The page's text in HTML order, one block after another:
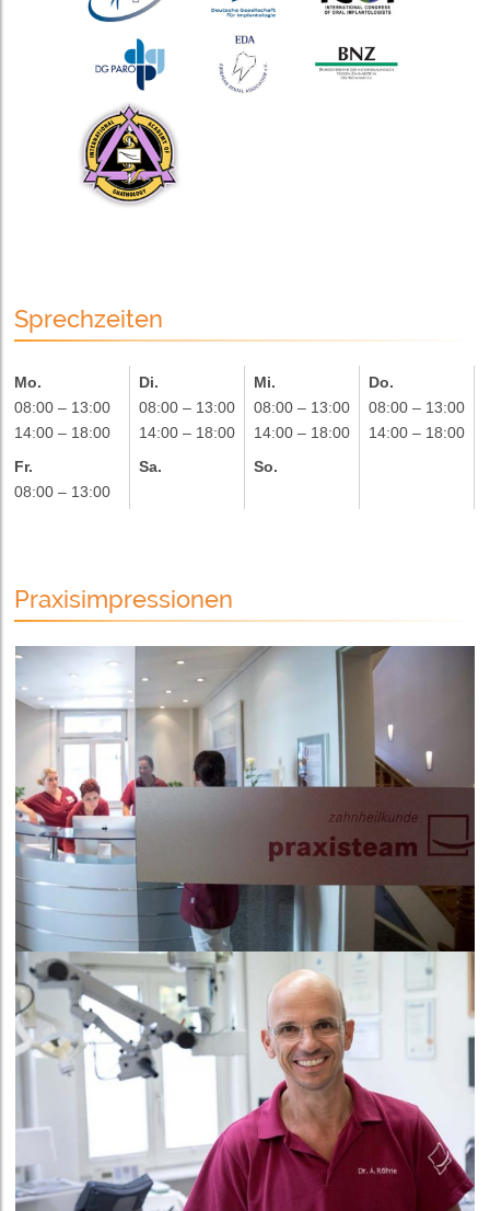
Sprechzeiten
Mo.
08:00 – 13:00
14:00 – 18:00
Di.
08:00 – 13:00
14:00 – 18:00
Mi.
08:00 – 13:00
14:00 – 18:00
Do.
08:00 – 13:00
14:00 – 18:00
Fr.
08:00 – 13:00
Sa. So.
Praxisimpressionen